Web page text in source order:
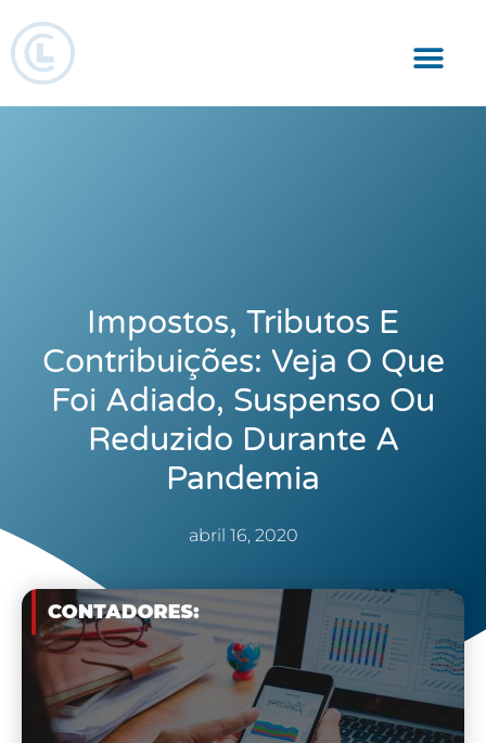
Impostos, Tributos E
Contribuições: Veja O Que
Foi Adiado, Suspenso Ou
Reduzido Durante A
Pandemia
abril 16, 2020